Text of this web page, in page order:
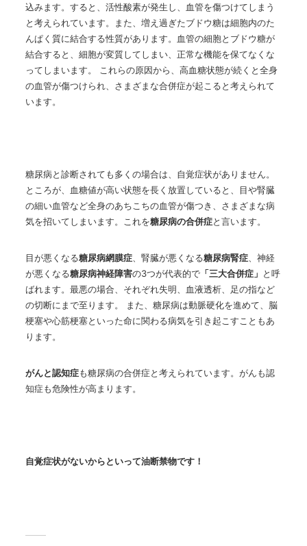
込みます。すると、活性酸素が発生し、血管を傷つけてしまう
と考えられています。
また、増え過ぎたブドウ糖は細胞内のた
んぱく質に結合する性質があります。血管の細胞とブドウ糖が
結合すると、細胞が変質してしまい、正常な機能を保てなくな
ってしまいます。
これらの原因から、高血糖状態が続くと全身
の血管が傷つけられ、さまざまな合併症が起こると考えられて
います。
糖尿病と診断されても多くの場合は、自覚症状がありません。
ところが、血糖値が高い状態を長く放置していると、目や腎臓
の細い血管など全身のあちこちの血管が傷つき、さまざまな病
気を招いてしまいます。これを糖尿病の合併症と言います。
目が悪くなる糖尿病網膜症 、腎臓が悪くなる糖尿病腎症 、神経
が悪くなる糖尿病神経障害の3つが代表的で 「三大合併症」 と呼
ばれます。最悪の場合、それぞれ失明、血液透析、足の指など
の切断にまで至ります。 また、糖尿病は動脈硬化を進めて、脳
梗塞や心筋梗塞といった命に関わる病気を引き起こすこともあ
ります。
がんと認知症も糖尿病の合併症と考えられています。がんも認
知症も危険性が高まります。
自覚症状がないからといって油断禁物です！